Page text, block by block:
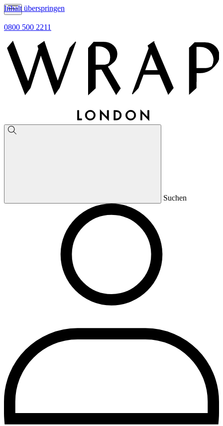
Inhalt überspringen
0800 500 2211
Suchen